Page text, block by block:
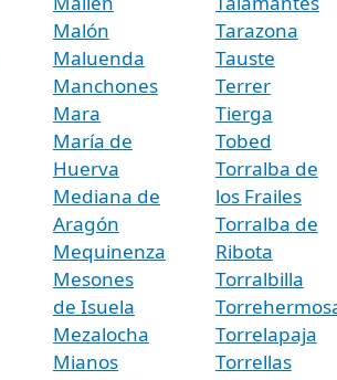
Malón
Maluenda
Manchones
Mara
María de
Huerva
Mediana de
Aragón
Mequinenza
Mesones
de Isuela
Mezalocha
Mianos
Tarazona
Tauste
Terrer
Tierga
Tobed
Torralba de
los Frailes
Torralba de
Ribota
Torralbilla
Torrelapaja
Torrellas